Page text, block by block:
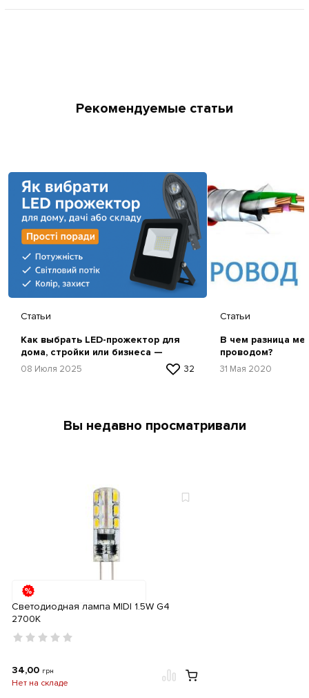
Рекомендуемые статьи
Статьи
Как выбрать LED-прожектор для
дома, стройки или бизнеса —
простая инструкция
08 Июля 2025 32
Статьи
В чем разница
проводом?
31 Мая 2020
Вы недавно просматривали
Cветодиодная лампа MIDI 1.5W G4
2700К
34,00 грн
Нет на складе